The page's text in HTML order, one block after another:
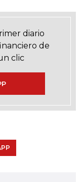
diario
de
clic